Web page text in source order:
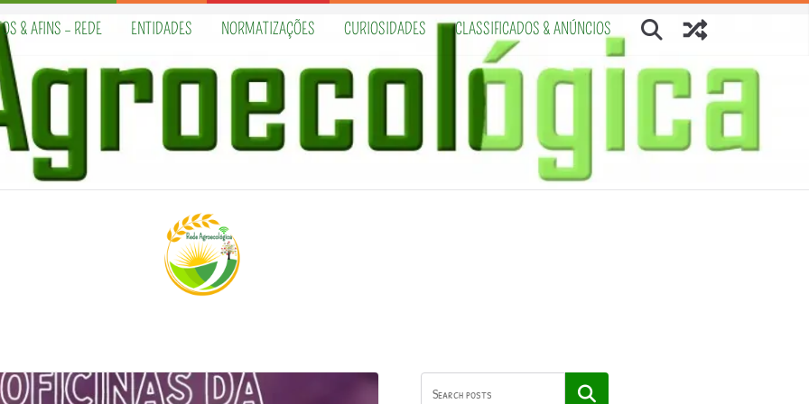
& AFINS – REDE ENTIDADES NORMATIZAÇÕES CURIOSIDADES CLASSIFICADOS & ANÚNCIOS
Pesquisar